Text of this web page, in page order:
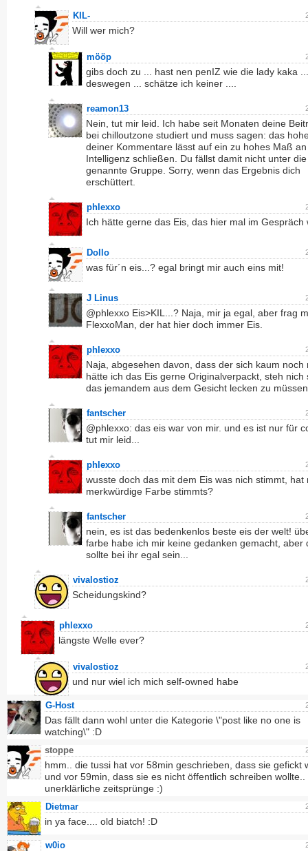
KIL-
Will wer mich?
mööp
gibs doch zu ... hast nen penIZ wie die lady kaka
deswegen ... schätze ich keiner ....
reamon13
Nein, tut mir leid. Ich habe seit Monaten deine
bei chilloutzone studiert und muss sagen: das
deiner Kommentare lässt auf ein zu hohes Maß an
Intelligenz schließen. Du fällst damit nicht unter
genannte Gruppe. Sorry, wenn das Ergebnis dich
erschüttert.
phlexxo
Ich hätte gerne das Eis, das hier mal im Gespräch
Dollo
was für´n eis...? egal bringt mir auch eins mit!
J Linus
@phlexxo Eis>KIL...? Naja, mir ja egal, aber frag
FlexxoMan, der hat hier doch immer Eis.
phlexxo
Naja, abgesehen davon, dass der sich kaum noch
hätte ich das Eis gerne Originalverpackt, steh nich
das jemandem aus dem Gesicht lecken zu
fantscher
@phlexxo: das eis war von mir. und es ist nur für
tut mir leid...
phlexxo
wusste doch das mit dem Eis was nich stimmt, hat
merkwürdige Farbe stimmts?
fantscher
nein, es ist das bedenkenlos beste eis der welt!
farbe habe ich mir keine gedanken gemacht, aber
sollte bei ihr egal sein...
vivalostioz
Scheidungskind?
phlexxo
längste Welle ever?
vivalostioz
und nur wiel ich mich self-owned habe
G-Host
Das fällt dann wohl unter die Kategorie \"post like no one is
watching\" :D
stoppe
hmm.. die tussi hat vor 58min geschrieben, dass sie gefickt
und vor 59min, dass sie es nicht öffentlich schreiben wollte..
unerklärliche zeitsprünge :)
Dietmar
in ya face.... old biatch! :D
w0io